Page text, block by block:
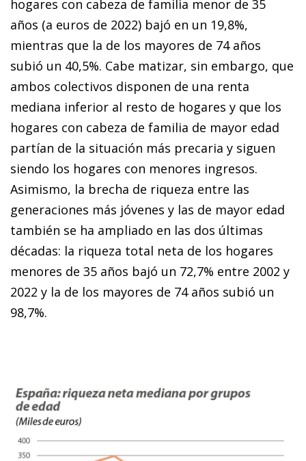
hogares con cabeza de familia menor de 35
años (a euros de 2022) bajó en un 19,8%,
mientras que la de los mayores de 74 años
subió un 40,5%. Cabe matizar, sin embargo, que
ambos colectivos disponen de una renta
mediana inferior al resto de hogares y que los
hogares con cabeza de familia de mayor edad
partían de la situación más precaria y siguen
siendo los hogares con menores ingresos.
Asimismo, la brecha de riqueza entre las
generaciones más jóvenes y las de mayor edad
también se ha ampliado en las dos últimas
décadas: la riqueza total neta de los hogares
menores de 35 años bajó un 72,7% entre 2002 y
2022 y la de los mayores de 74 años subió un
98,7%.